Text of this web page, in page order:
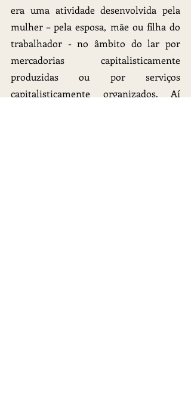
era uma atividade desenvolvida pela
mulher – pela esposa, mãe ou filha do
trabalhador - no âmbito do lar por
mercadorias capitalisticamente
produzidas ou por serviços
capitalisticamente organizados. Aí